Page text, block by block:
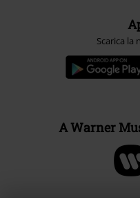
Scarica la
A Warner